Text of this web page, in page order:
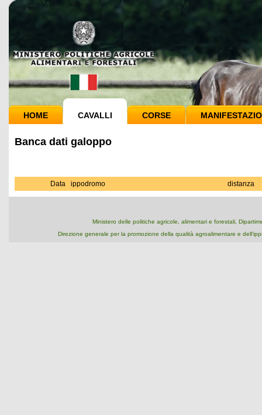
HOME CAVALLI CORSE
Banca dati galoppo
Data ippodromo distanza
Ministero delle politiche agricole, alimentari e forestali,
Direzione generale per la promozione della qualità agroalimentare e